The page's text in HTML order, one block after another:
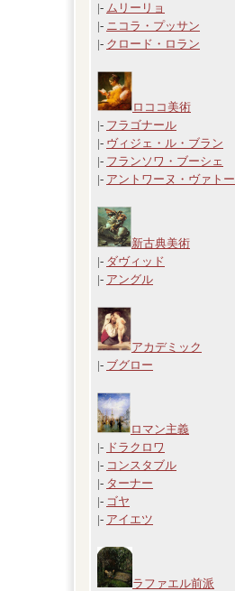
|- ムリーリョ
|- ニコラ・プッサン
|- クロード・ロラン
ロココ美術
|- フラゴナール
|- ヴィジェ・ル・ブラン
|- フランソワ・ブーシェ
|- アントワーヌ・ヴァトー
新古典美術
|- ダヴィッド
|- アングル
アカデミック
|- ブグロー
ロマン主義
|- ドラクロワ
|- コンスタブル
|- ターナー
|- ゴヤ
|- アイエツ
ラファエル前派